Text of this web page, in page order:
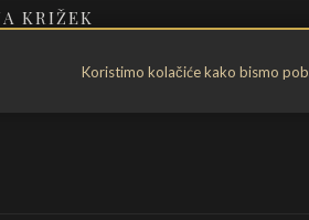
Koristimo kolačiće kako bismo
KRIŽEK